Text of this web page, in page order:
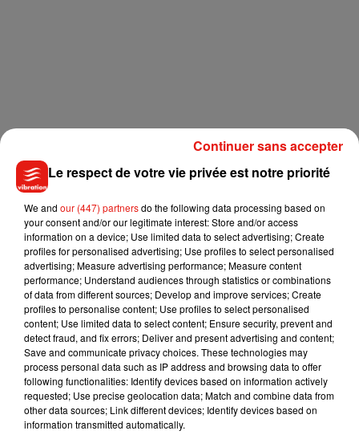
Le voleur coincé à l'intérieur
Le voleur, un déliquant de 21 ans qui était sous l'influence de
substances illégales, a ensuite été arrêté par la police,
au piège dans l’habitacle du véhicule. En réalité, le
malfaiteur aurait très bien pu sortir de lui-même de cette
Tesla Model 3 en appuyant sur un petit bouton très discret
situé sur la portière. L'agresseur n'a donc visiblement pas vu
Le respect de votre vie privée est notre priorité
We and our (447) partnersdo the following data processing based on
your consent and/or our legitimate interest: Store and/or access
information on a device; Use limited data to select advertising; Create
profiles for personalised advertising; Use profiles to select personalised
advertising; Measure advertising performance; Measure content
performance; Understand audiences through statistics or combinations
of data from different sources; Develop and improve services; Create
profiles to personalise content; Use profiles to select personalised
content; Use limited data to select content; Ensure security, prevent and
detect fraud, and fix errors; Deliver and present advertising and content;
Save and communicate privacy choices. These technologies may
process personal data such as IP address and browsing data to offer
following functionalities: Identify devices based on information actively
requested; Use precise geolocation data; Match and combine data from
other data sources; Link different devices; Identify devices based on
information transmitted automatically.
Continuer sans accepter